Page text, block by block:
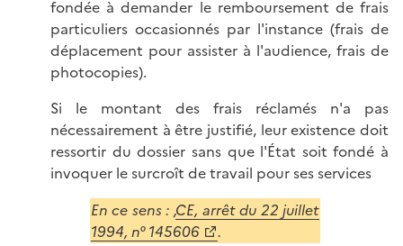
fondée à demander le remboursement de frais
particuliers occasionnés par l'instance (frais de
déplacement pour assister à l'audience, frais de
photocopies).
Si le montant des frais réclamés n'a pas
nécessairement à être justifié, leur existence doit
ressortir du dossier sans que l'État soit fondé à
invoquer le surcroît de travail pour ses services
En ce sens : ,CE, arrêt du 22 juillet
1994, n° 145606
.